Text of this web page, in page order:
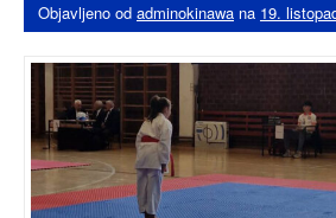
Objavljeno od adminokinawa na 19.